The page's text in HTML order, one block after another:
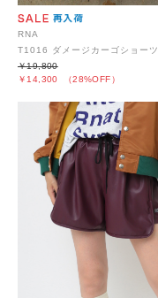
RNA
T1016 ダメージカーゴショーツ
￥14,300 （28%OFF）
￥19,800